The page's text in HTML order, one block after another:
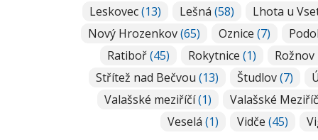
Leskovec(13) Lešná (58)
Lhota u
Nový Hrozenkov(65) Oznice (7)
Ratiboř(45) Rokytnice (1)
Střítež nad Bečvou (13) Študlov(7)
Valašské meziříčí(1)
Valašské
Veselá (1) Vidče (45)